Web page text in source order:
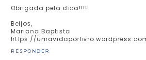
Obrigada pela dica!!!!!
Beijos,
Mariana Baptista
https://
RESPONDER